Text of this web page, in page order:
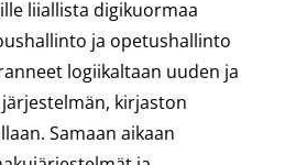
liiallista digikuormaa
ja opetushallinto
logiikaltaan uuden ja
kirjaston
Samaan aikaan